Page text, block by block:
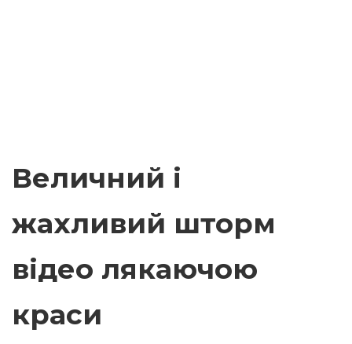
Величний і
жахливий шторм
відео лякаючою
краси